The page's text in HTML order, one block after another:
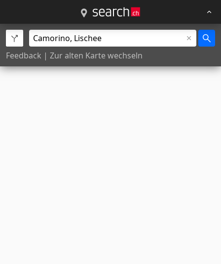
Feedback | Zur alten Karte wechseln